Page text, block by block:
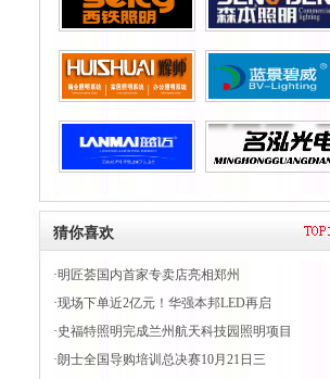
猜你喜欢
·明匠荟国内首家专卖店亮相郑州
·现场下单近2亿元！华强本邦LED再启
·史福特照明完成兰州航天科技园照明项目
·朗士全国导购培训总决赛10月21日三